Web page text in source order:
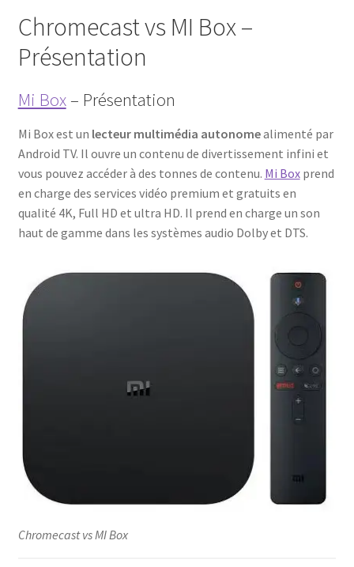
Chromecast vs MI Box –
Présentation
Mi Box– Présentation
Mi Box est un lecteur multimédia autonomealimenté par
Android TV. Il ouvre un contenu de divertissement infini et
vous pouvez accéder à des tonnes de contenu. Mi Boxprend
en charge des services vidéo premium et gratuits en
qualité 4K, Full HD et ultra HD. Il prend en charge un son
haut de gamme dans les systèmes audio Dolby et DTS.
Chromecast vs MI Box